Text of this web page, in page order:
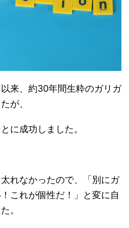
来、約30年間生粋のガリガ
が、
に成功しました。
れなかったので、「別にガ
これが個性だ！」と変に自
。